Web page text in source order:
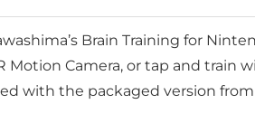
Brain Training for
Camera, or tap and train
with the packaged version from